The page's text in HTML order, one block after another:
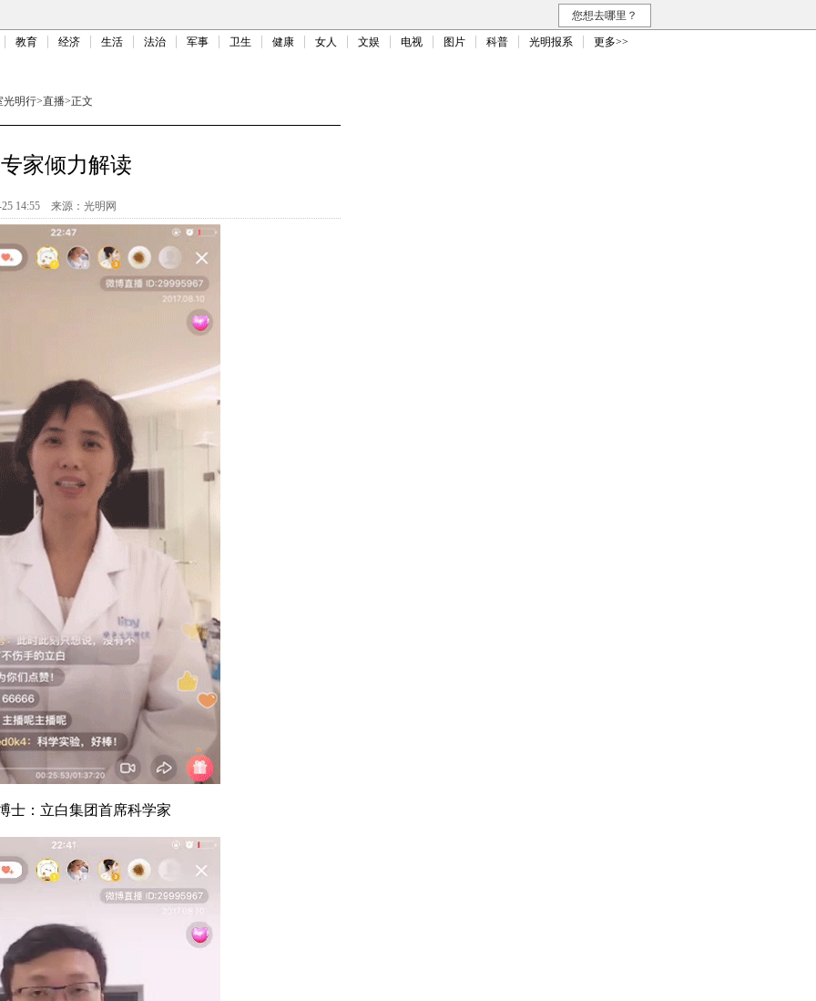
您想去哪里？
教育 经济 生活 法治 军事 卫生 健康 女人 文娱 电视 图片 科普 光明报系 更多>>
光明行>直播>正文
家倾力解读
14:55 来源：光明网
士：立白集团首席科学家